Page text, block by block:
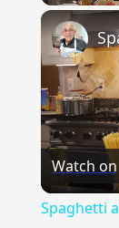
Play
Watch on
Spaghetti